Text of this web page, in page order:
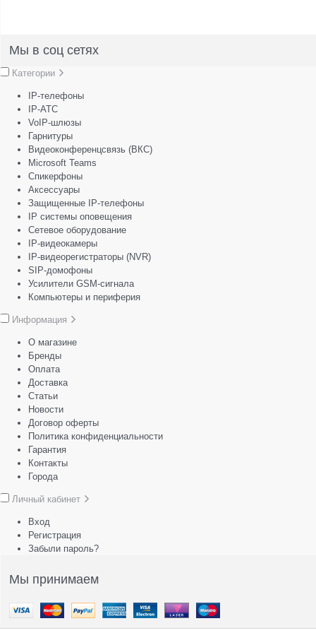
Мы в соц сетях
Категории
IP-телефоны
IP-АТС
VoIP-шлюзы
Гарнитуры
Видеоконференцсвязь (ВКС)
Microsoft Teams
Спикерфоны
Аксессуары
Защищенные IP-телефоны
IP системы оповещения
Сетевое оборудование
IP-видеокамеры
IP-видеорегистраторы (NVR)
SIP-домофоны
Усилители GSM-сигнала
Компьютеры и периферия
Информация
О магазине
Бренды
Оплата
Доставка
Статьи
Новости
Договор оферты
Политика конфиденциальности
Гарантия
Контакты
Города
Личный кабинет
Вход
Регистрация
Забыли пароль?
Мы принимаем